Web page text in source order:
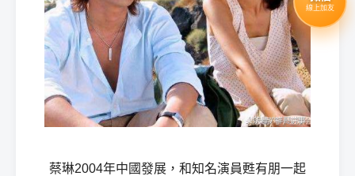
蔡琳2004年中國發展，和知名演員甦有朋一起
線上加友